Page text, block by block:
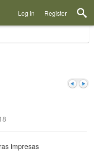
Log in Register
Next
impresas